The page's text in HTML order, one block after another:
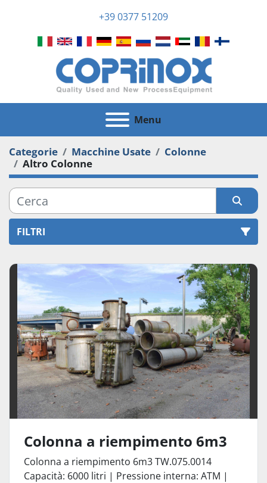
+39 0377 51209
Menu
Categorie Macchine Usate
Colonne
Altro Colonne
FILTRI
Colonne (6)
Ordina per
Colonna a riempimento 6m3
Colonna a riempimento 6m3 TW.075.0014
Capacità: 6000 litri | Pressione interna: ATM |